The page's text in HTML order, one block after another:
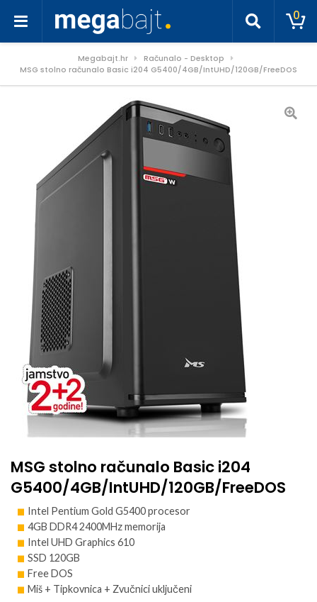
0
Megabajt.hr
Računalo - Desktop
MSG stolno računalo Basic i204 G5400/4GB/IntUHD/120GB/FreeDOS
MSG stolno računalo Basic i204
G5400/4GB/IntUHD/120GB/FreeDOS
Intel Pentium Gold G5400 procesor
4GB DDR4 2400MHz memorija
Intel UHD Graphics 610
SSD 120GB
Free DOS
Miš + Tipkovnica + Zvučnici uključeni